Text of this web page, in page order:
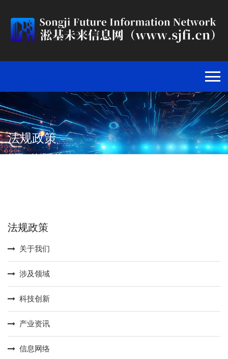
法规政策
首页>法规政策>
法规政策
关于我们
涉及领域
科技创新
产业资讯
信息网络